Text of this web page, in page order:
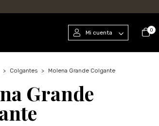
Mi cuenta 0
> Colgantes > Molena Grande Colgante
Grande